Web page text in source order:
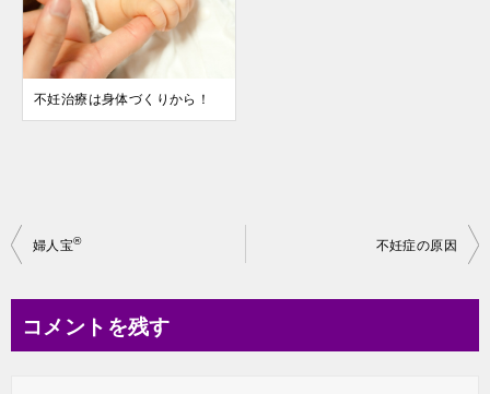
不妊治療は身体づくりから！
投
ビ
婦人宝® 不妊症の原因
コメントを残す